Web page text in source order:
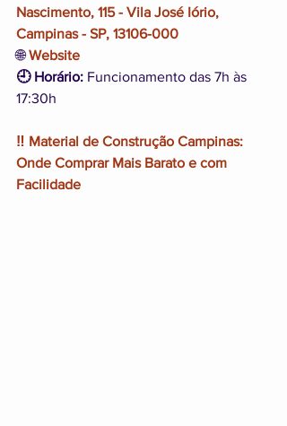
Nascimento, 115 - Vila José Iório,
Campinas - SP, 13106-000
🌐 Website
🕘 Horário: Funcionamento das 7h às
17:30h
‼️ Material de Construção Campinas:
Onde Comprar Mais Barato e com
Facilidade